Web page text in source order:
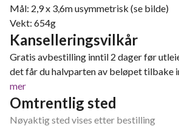
Mål: 2,9 x 3,6m usymmetrisk (se bilde)
Vekt: 654g
Kanselleringsvilkår
Gratis avbestilling inntil 2 dager før
det får du halvparten av beløpet tilbake
mer
Omtrentlig sted
Nøyaktig sted vises etter bestilling